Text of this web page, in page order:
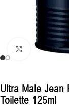
Click to
Ultra Male Jean
Toilette 125ml